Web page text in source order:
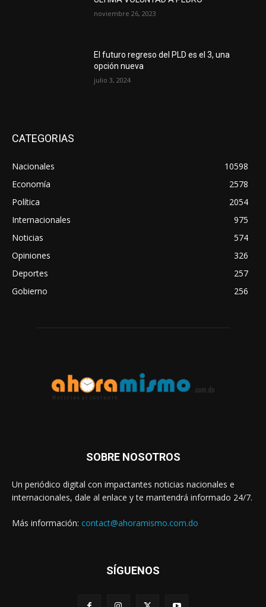
noviembre 26, 2023
El futuro regreso del PLD es el 3, una
opción nueva
julio 3, 2024
CATEGORIAS
Nacionales
10598
Economía
2578
Política
2054
Internacionales
975
Noticias
574
Opiniones
326
Deportes
257
Gobierno
256
SOBRE NOSOTROS
Un periódico digital con impactantes noticias nacionales e
internacionales, dale al enlace y te mantendrá informado 24/7.
Más información: contact@ahoramismo.com.do
SÍGUENOS